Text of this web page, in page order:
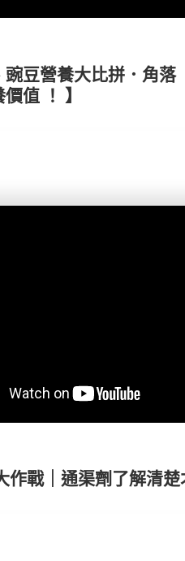
豌豆營養大比拼．角
值 ！ 】
作戰｜通渠劑了解清楚